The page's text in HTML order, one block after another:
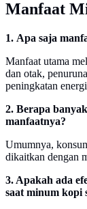
Manfaat
1. Apa saja
Manfaat utama
dan otak,
peningkatan
2. Berapa
manfaatnya?
Umumnya,
dikaitkan dengan
3. Apakah ada
saat minum kopi